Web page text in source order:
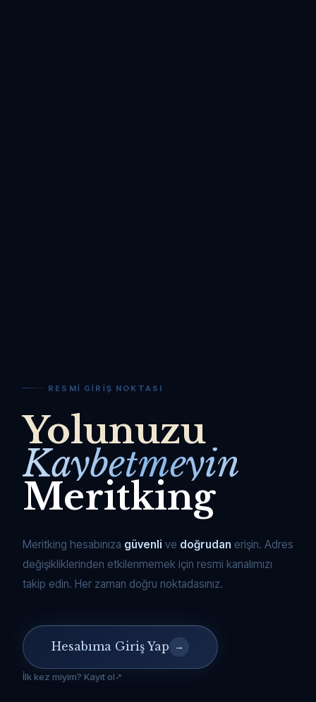
RESMI GIRIŞ NOKTASI
Yolunuzu
Kaybetmeyin
Meritking
Meritking hesabınıza güvenli ve doğrudan erişin. Adres
değişikliklerinden etkilenmemek için resmi kanalımızı
takip edin. Her zaman doğru noktadasınız.
Hesabıma Giriş Yap →
İlk kez miyim? Kayıt ol